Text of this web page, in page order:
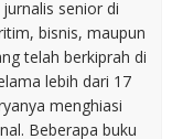
senior di
bisnis, maupun
telah berkiprah di
lebih dari 17
menghiasi
Beberapa buku